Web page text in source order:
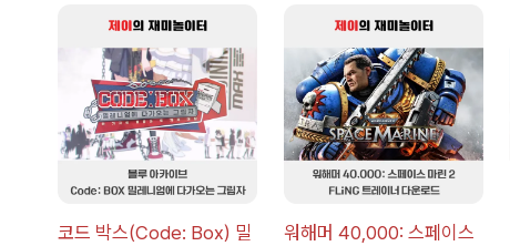
코드 박스(Code: Box) 밀
워해머 40,000: 스페이스